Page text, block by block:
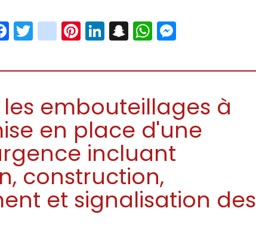
Facebook
Twitter
instagram
Pinterest
LinkedIn
Snapchat
WhatsApp
embouteillages à
en place d'une
incluant
construction,
et signalisation des